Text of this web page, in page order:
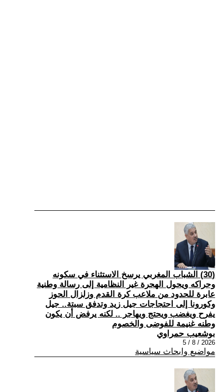
(30) الشباب المغربي يرسخ الاستثناء في سكونه
وحراكه ويحول الهجرة غير النظامية إلى رسالة وطنية
عابرة للحدود من ملاعب كرة القدم وزلزال الحوز
وكورونا إلى احتجاجات جيل زيد وتدفق سبتة.. جيل
يفرح ويغضب ويحتج ويهاجر .. لكنه يرفض أن يكون
وطنه غنيمة للفوضى والخصوم
بوشعيب حمراوي
2026 / 8 / 5
مواضيع وابحاث سياسية